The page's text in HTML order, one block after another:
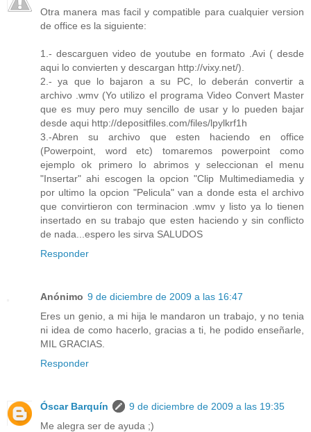
Otra manera mas facil y compatible para cualquier version
de office es la siguiente:
1.- descarguen video de youtube en formato .Avi ( desde
aqui lo convierten y descargan http://vixy.net/).
2.- ya que lo bajaron a su PC, lo deberán convertir a
archivo .wmv (Yo utilizo el programa Video Convert Master
que es muy pero muy sencillo de usar y lo pueden bajar
desde aqui http://depositfiles.com/files/lpylkrf1h
3.-Abren su archivo que esten haciendo en office
(Powerpoint, word etc) tomaremos powerpoint como
ejemplo ok primero lo abrimos y seleccionan el menu
"Insertar" ahi escogen la opcion "Clip Multimediamedia y
por ultimo la opcion "Pelicula" van a donde esta el archivo
que convirtieron con terminacion .wmv y listo ya lo tienen
insertado en su trabajo que esten haciendo y sin conflicto
de nada...espero les sirva SALUDOS
Responder
Anónimo 9 de diciembre de 2009 a las 16:47
Eres un genio, a mi hija le mandaron un trabajo, y no tenia
ni idea de como hacerlo, gracias a ti, he podido enseñarle,
MIL GRACIAS.
Responder
Óscar Barquín
9 de diciembre de 2009 a las 19:35
Me alegra ser de ayuda ;)